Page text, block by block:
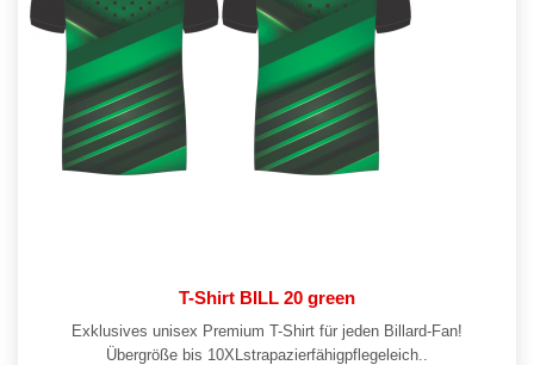
T-Shirt BILL 20 green
Exklusives unisex Premium T-Shirt für jeden Billard-Fan!
Übergröße bis 10XLstrapazierfähigpflegeleich..